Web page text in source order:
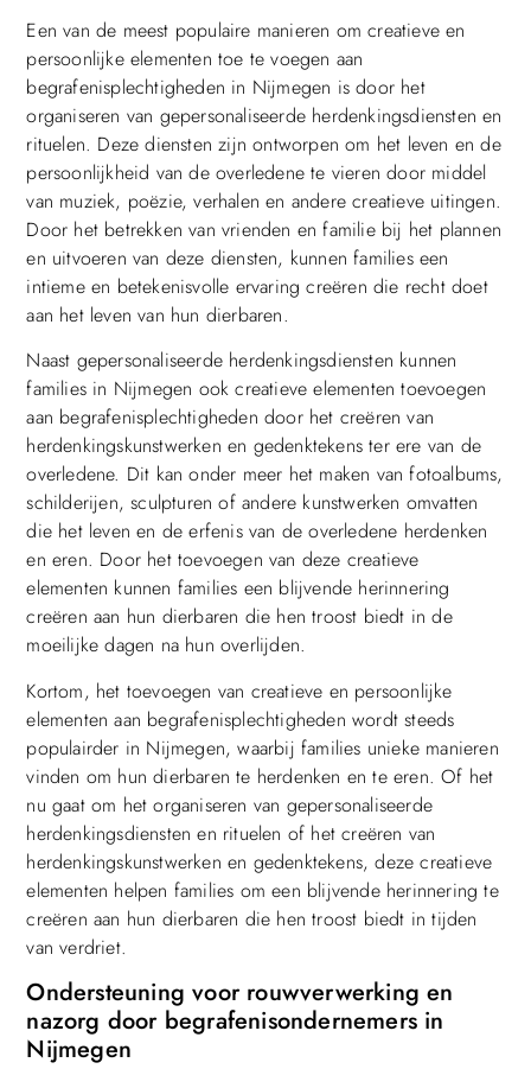
Een van de meest populaire manieren om creatieve en
persoonlijke elementen toe te voegen aan
begrafenisplechtigheden in Nijmegen is door het
organiseren van gepersonaliseerde herdenkingsdiensten en
rituelen. Deze diensten zijn ontworpen om het leven en de
persoonlijkheid van de overledene te vieren door middel
van muziek, poëzie, verhalen en andere creatieve uitingen.
Door het betrekken van vrienden en familie bij het plannen
en uitvoeren van deze diensten, kunnen families een
intieme en betekenisvolle ervaring creëren die recht doet
aan het leven van hun dierbaren.
Naast gepersonaliseerde herdenkingsdiensten kunnen
families in Nijmegen ook creatieve elementen toevoegen
aan begrafenisplechtigheden door het creëren van
herdenkingskunstwerken en gedenktekens ter ere van de
overledene. Dit kan onder meer het maken van fotoalbums,
schilderijen, sculpturen of andere kunstwerken omvatten
die het leven en de erfenis van de overledene herdenken
en eren. Door het toevoegen van deze creatieve
elementen kunnen families een blijvende herinnering
creëren aan hun dierbaren die hen troost biedt in de
moeilijke dagen na hun overlijden.
Kortom, het toevoegen van creatieve en persoonlijke
elementen aan begrafenisplechtigheden wordt steeds
populairder in Nijmegen, waarbij families unieke manieren
vinden om hun dierbaren te herdenken en te eren. Of het
nu gaat om het organiseren van gepersonaliseerde
herdenkingsdiensten en rituelen of het creëren van
herdenkingskunstwerken en gedenktekens, deze creatieve
elementen helpen families om een blijvende herinnering te
creëren aan hun dierbaren die hen troost biedt in tijden
van verdriet.
Ondersteuning voor rouwverwerking en
nazorg door begrafenisondernemers in
Nijmegen